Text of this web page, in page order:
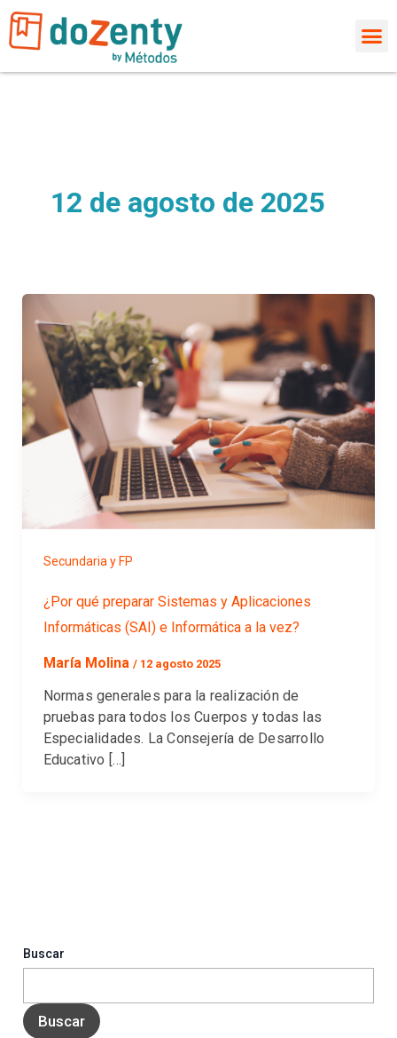
al
contenido
12 de agosto de 2025
Secundaria y FP
¿Por qué preparar Sistemas y Aplicaciones
Informáticas (SAI) e Informática a la vez?
María Molina / 12 agosto 2025
Normas generales para la realización de
pruebas para todos los Cuerpos y todas las
Especialidades. La Consejería de Desarrollo
Educativo […]
Buscar
Buscar